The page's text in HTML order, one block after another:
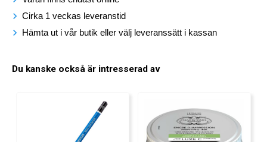
Cirka 1 veckas leveranstid
Hämta ut i vår butik eller välj leveranssätt i kassan
Du kanske också är intresserad av